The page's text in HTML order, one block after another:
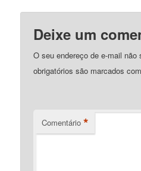
Deixe um
O seu endereço de e-mail não
obrigatórios são marcados
Comentário *